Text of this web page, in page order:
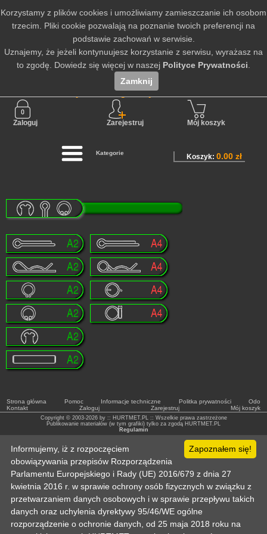
Nie jesteś zalogowany
Zaloguj Zarejestruj Mój koszyk
Kategorie
Strona główna Pomoc Informacje techniczne Politka prywatności
Odo
Kontakt
Zaloguj Zarejestruj Mój koszyk
Copyright © 2003-2026 by :: HURTMET.PL :: Wszelkie prawa zastrzeżone
Publikowanie materiałów (w tym grafiki) tylko za zgodą HURTMET.PL
Regulamin
Koszyk:0.00 zł
Zapoznałem się!
Informujemy, iż z rozpoczęciem
obowiązywania przepisów Rozporządzenia
Parlamentu Europejskiego i Rady (UE) 2016/679 z dnia 27
kwietnia 2016 r. w sprawie ochrony osób fizycznych w związku z
przetwarzaniem danych osobowych i w sprawie przepływu takich
danych oraz uchylenia dyrektywy 95/46/WE ogólne
rozporządzenie o ochronie danych, od 25 maja 2018 roku na
Korzystamy z plików cookies i umożliwiamy zamieszczanie ich osobom
trzecim. Pliki cookie pozwalają na poznanie twoich preferencji na
podstawie zachowań w serwisie.
Uznajemy, że jeżeli kontynuujesz korzystanie z serwisu, wyrażasz na
to zgodę. Dowiedz się więcej w naszej Polityce Prywatności
Zamknij